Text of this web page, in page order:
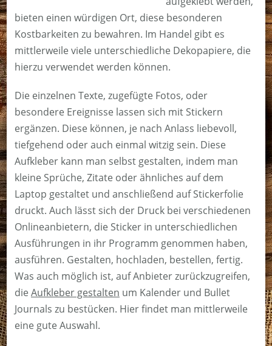
bieten einen würdigen Ort, diese besonderen
Kostbarkeiten zu bewahren. Im Handel gibt es
mittlerweile viele unterschiedliche Dekopapiere, die
hierzu verwendet werden können.
Die einzelnen Texte, zugefügte Fotos, oder
besondere Ereignisse lassen sich mit Stickern
ergänzen. Diese können, je nach Anlass liebevoll,
tiefgehend oder auch einmal witzig sein. Diese
Aufkleber kann man selbst gestalten, indem man
kleine Sprüche, Zitate oder ähnliches auf dem
Laptop gestaltet und anschließend auf Stickerfolie
druckt. Auch lässt sich der Druck bei verschiedenen
Onlineanbietern, die Sticker in unterschiedlichen
Ausführungen in ihr Programm genommen haben,
ausführen. Gestalten, hochladen, bestellen, fertig.
Was auch möglich ist, auf Anbieter zurückzugreifen,
die Aufkleber gestalten um Kalender und Bullet
Journals zu bestücken. Hier findet man mittlerweile
eine gute Auswahl.